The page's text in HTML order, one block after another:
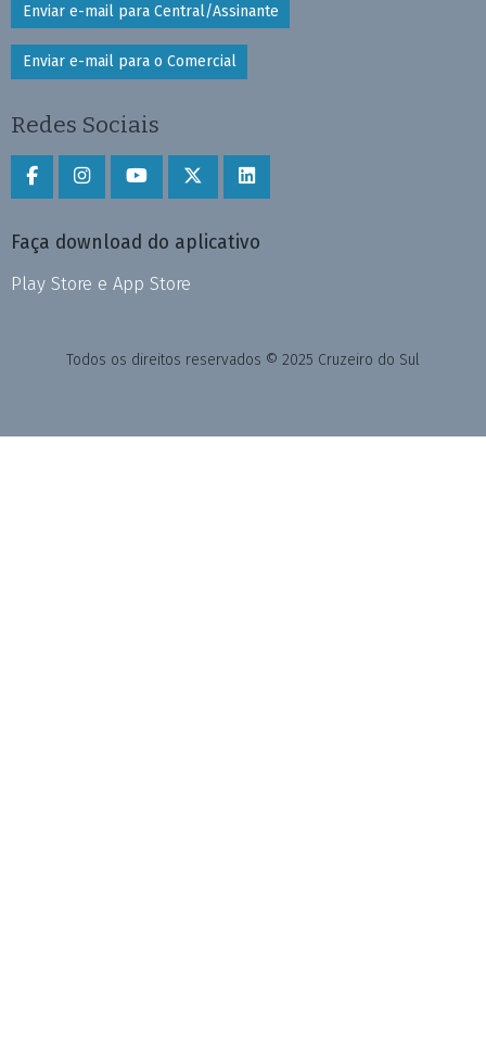
Enviar e-mail para Central/Assinante
Enviar e-mail para o Comercial
Redes Sociais
Faça download do aplicativo
Play Store e App Store
Todos os direitos reservados © 2025 Cruzeiro do Sul